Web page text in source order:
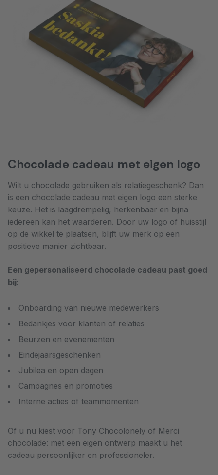
Chocolade cadeau met eigen logo
Wilt u chocolade gebruiken als relatiegeschenk? Dan
is een chocolade cadeau met eigen logo een sterke
keuze. Het is laagdrempelig, herkenbaar en bijna
iedereen kan het waarderen. Door uw logo of huisstijl
op de wikkel te plaatsen, blijft uw merk op een
positieve manier zichtbaar.
Een gepersonaliseerd chocolade cadeau past goed
bij:
Onboarding van nieuwe medewerkers
Bedankjes voor klanten of relaties
Beurzen en evenementen
Eindejaarsgeschenken
Jubilea en open dagen
Campagnes en promoties
Interne acties of teammomenten
Of u nu kiest voor Tony Chocolonely of Merci
chocolade: met een eigen ontwerp maakt u het
cadeau persoonlijker en professioneler.